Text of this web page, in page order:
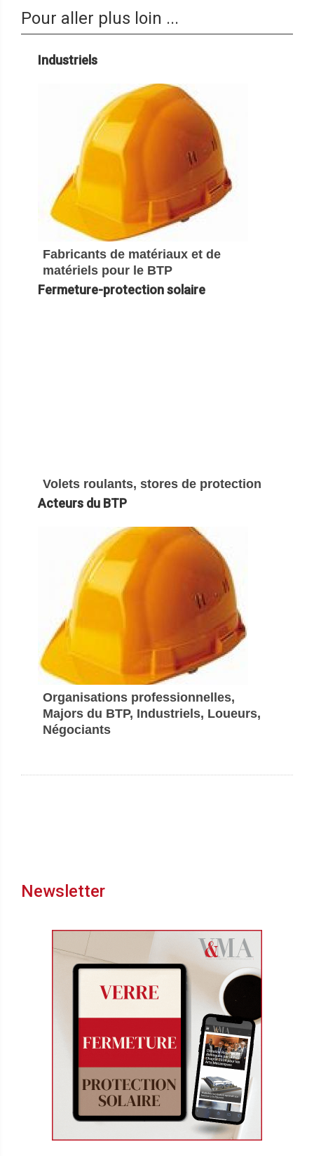
Pour aller plus loin ...
Industriels
Fabricants de matériaux et de
matériels pour le BTP
Fermeture-protection solaire
Volets roulants, stores de protection
Acteurs du BTP
Organisations professionnelles,
Majors du BTP, Industriels, Loueurs,
Négociants
Newsletter